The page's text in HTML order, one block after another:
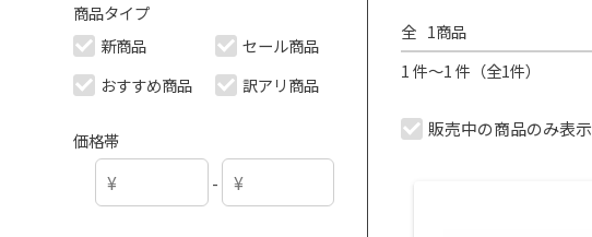
商品タイプ
新商品
セール商品
おすすめ商品
訳アリ商品
価格帯
-
全 1商品
1 件～1 件（全1件）
販売中の商品のみ表示